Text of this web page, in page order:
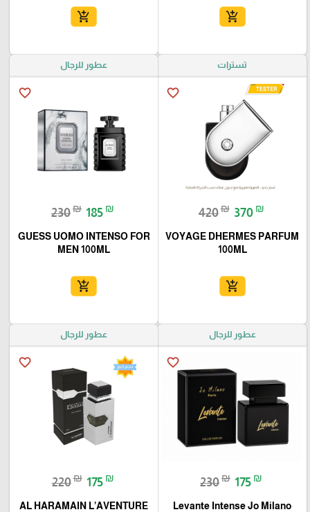
add_shopping_cart
add_shopping_cart
تسترات
favorite_border
420₪ 370 ₪
VOYAGE DHERMES PARFUM
100ML
add_shopping_cart
عطور للرجال
favorite_border
230₪ 185 ₪
GUESS UOMO INTENSO FOR
MEN 100ML
add_shopping_cart
عطور للرجال
favorite_border
230₪ 175 ₪
Levante Intense Jo Milano
عطور للرجال
favorite_border
220₪ 175 ₪
AL HARAMAIN L’AVENTURE